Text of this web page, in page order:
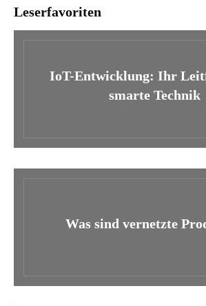
Leserfavoriten
IoT-Entwicklung: Ihr
smarte Technik
Was sind vernetzte